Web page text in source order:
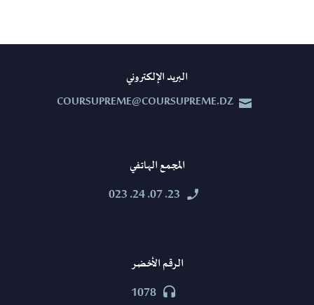
البريد الإلكتروني


COURSUPREME@COURSUPREME.DZ
المجمع الهاتفي


23. 07. 24. 023
الرقم الأخضر


1078